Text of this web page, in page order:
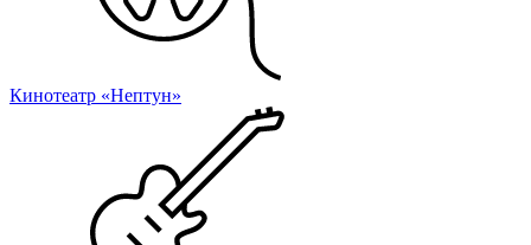
Кинотеатр «Нептун»